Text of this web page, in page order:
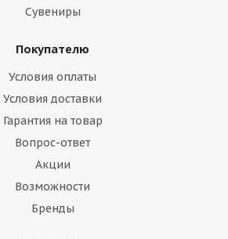
Сувениры
Покупателю
Условия оплаты
Условия доставки
Гарантия на товар
Вопрос-ответ
Акции
Возможности
Бренды